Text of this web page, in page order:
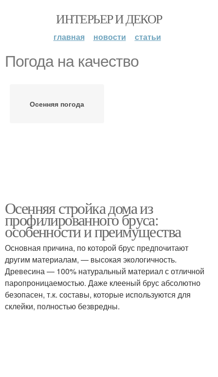
ИНТЕРЬЕР И ДЕКОР
главная новости статьи
Погода на качество
Осенняя погода
Осенняя стройка дома из
профилированного бруса:
особенности и преимущества
Основная причина, по которой брус предпочитают
другим материалам, — высокая экологичность.
Древесина — 100% натуральный материал с отличной
паропроницаемостью. Даже клееный брус абсолютно
безопасен, т.к. составы, которые используются для
склейки, полностью безвредны.